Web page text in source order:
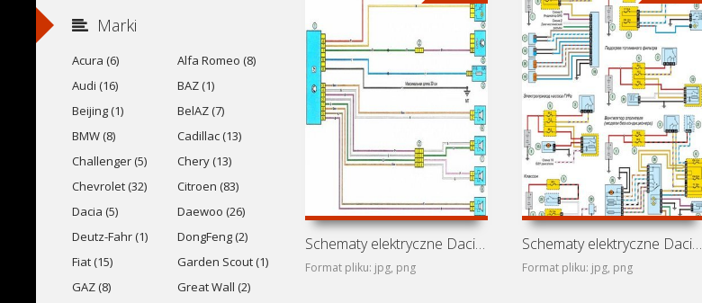
Schematy elektryczne Dacia Logan II
Format pliku: jpg, png
Schematy elektryczne Dacia Logan I
Format pliku: jpg, png
Marki
Acura (6)
Alfa Romeo (8)
Audi (16)
BAZ (1)
Beijing (1)
BelAZ (7)
BMW (8)
Cadillac (13)
Challenger (5)
Chery (13)
Chevrolet (32)
Citroen (83)
Dacia (5)
Daewoo (26)
Deutz-Fahr (1)
DongFeng (2)
Fiat (15)
Garden Scout (1)
GAZ (8)
Great Wall (2)